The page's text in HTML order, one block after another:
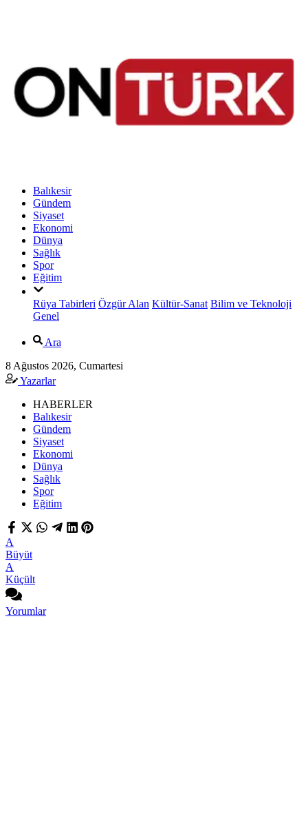
Balıkesir
Gündem
Siyaset
Ekonomi
Dünya
Sağlık
Spor
Eğitim
Rüya Tabirleri Özgür Alan Kültür-Sanat Bilim ve Teknoloji
Genel
Ara
8 Ağustos 2026, Cumartesi
Yazarlar
HABERLER
Balıkesir
Gündem
Siyaset
Ekonomi
Dünya
Sağlık
Spor
Eğitim
A
Büyüt
A
Küçült
Yorumlar